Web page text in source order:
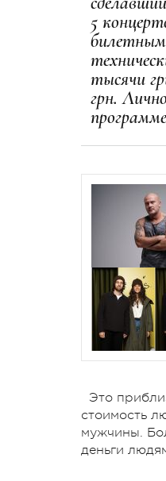
5
тысячи
грн.
Это
стоимость
мужчины.
деньги